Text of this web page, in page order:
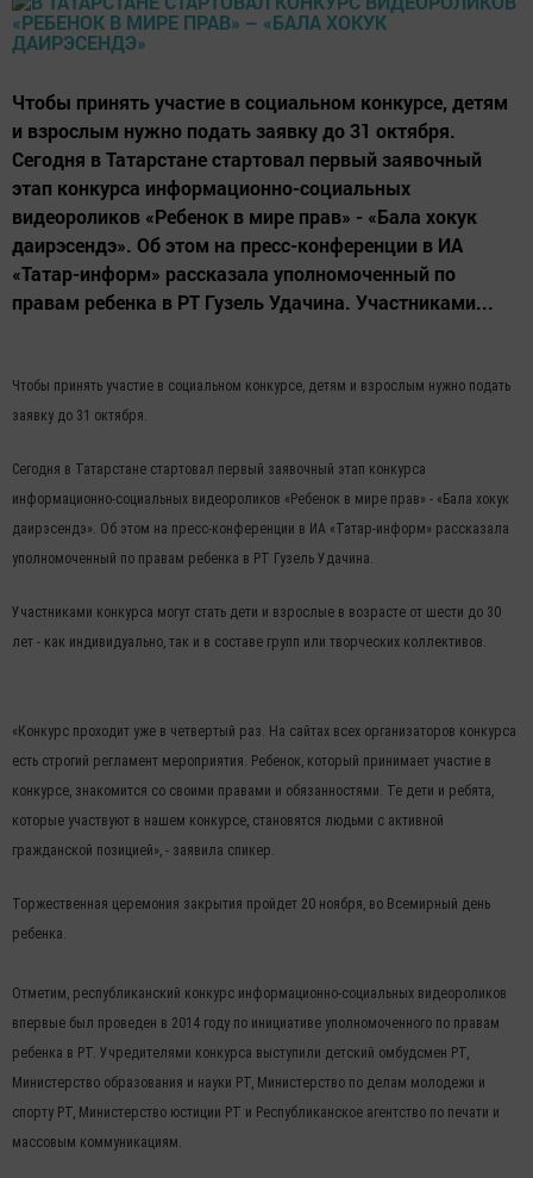
Чтобы принять участие в социальном конкурсе, детям
и взрослым нужно подать заявку до 31 октября.
Сегодня в Татарстане стартовал первый заявочный
этап конкурса информационно-социальных
видеороликов «Ребенок в мире прав» - «Бала хокук
даирэсендэ». Об этом на пресс-конференции в ИА
«Татар-информ» рассказала уполномоченный по
правам ребенка в РТ Гузель Удачина. Участниками...
Чтобы принять участие в социальном конкурсе, детям и взрослым нужно подать
заявку до 31 октября.
Сегодня в Татарстане стартовал первый заявочный этап конкурса
информационно-социальных видеороликов «Ребенок в мире прав» - «Бала хокук
даирэсендэ». Об этом на пресс-конференции в ИА «Татар-информ» рассказала
уполномоченный по правам ребенка в РТ Гузель Удачина.
Участниками конкурса могут стать дети и взрослые в возрасте от шести до 30
лет - как индивидуально, так и в составе групп или творческих коллективов.
«Конкурс проходит уже в четвертый раз. На сайтах всех организаторов конкурса
есть строгий регламент мероприятия. Ребенок, который принимает участие в
конкурсе, знакомится со своими правами и обязанностями. Те дети и ребята,
которые участвуют в нашем конкурсе, становятся людьми с активной
гражданской позицией», - заявила спикер.
Торжественная церемония закрытия пройдет 20 ноября, во Всемирный день
ребенка.
Отметим, республиканский конкурс информационно-социальных видеороликов
впервые был проведен в 2014 году по инициативе уполномоченного по правам
ребенка в РТ. Учредителями конкурса выступили детский омбудсмен РТ,
Министерство образования и науки РТ, Министерство по делам молодежи и
спорту РТ, Министерство юстиции РТ и Республиканское агентство по печати и
массовым коммуникациям.